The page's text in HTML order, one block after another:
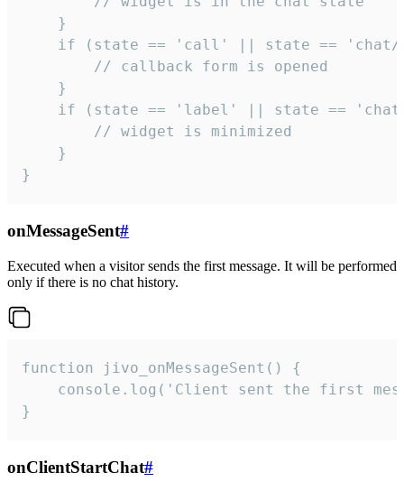
    }
if (state == 'call' || state ==
        // callback form is opened
    }
if (state == 'label' || state ==
        // widget is minimized
    }
}
onMessageSent#
Executed when a visitor sends the first message. It will be performed
only if there is no chat history.
function jivo_onMessageSent() {
console.log('Client sent the first
}
onClientStartChat#